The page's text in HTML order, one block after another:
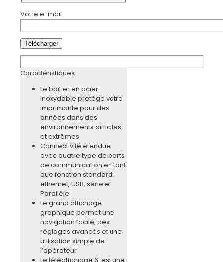
Votre e-mail
Caractéristiques
Le boitier en acier
inoxydable protège votre
imprimante pour des
années dans des
environnements difficiles
et extrêmes
Connectivité étendue
avec quatre type de ports
de communication en tant
que fonction standard:
ethernet, USB, série et
Parallèle
Le grand affichage
graphique permet une
navigation facile, des
réglages avancés et une
utilisation simple de
l’opérateur
Le téléaffichage 6′ est une